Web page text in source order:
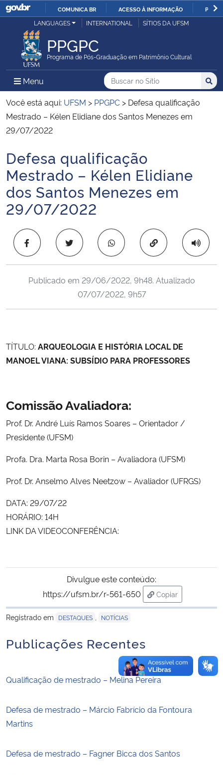
IR
COMUNICA BR ACESSO À INFORMAÇÃO
Ministério da Justiça e Segurança Pública
Ministério da Defesa
Ministério das Relações Exteriores
Ministério da Economia
Ministério da Infraestrutura
Ministério da Agricultura, Pecuária e Abastecimento
Ministério da Educação
Ministério da Cidadania
Ministério da Saúde
Ministério de Minas e Energia
Ministério da Ciência, Tecnologia, Inovações e Comunicações
Ministério do Turismo
Ministério da Mulher, da Família e dos Direitos Humanos
Gabinete de Segurança Institucional
Banco Central do Brasil
LANGUAGES INTERNATIONAL SÍTIOS DA UFSM
PPGPC
Programa de Pós-Graduação em Patrimônio Cultural
Menu Menu Principal do Sítio
Busca
Buscar no no Sítio
Busca:
Você está aqui: UFSM > PPGPC > Defesa qualificação
Mestrado – Kélen Elidiane dos Santos Menezes em
29/07/2022
Início do conteúdo
Defesa qualificação
Mestrado – Kélen Elidiane
dos Santos Menezes em
29/07/2022
Copiar para área
Publicado em 29/06/2022, 9h48. Atualizado
07/07/2022, 9h57
TÍTULO: ARQUEOLOGIA E HISTÓRIA LOCAL DE
MANOEL VIANA: SUBSÍDIO PARA PROFESSORES
Comissão Avaliadora:
Prof. Dr. André Luís Ramos Soares – Orientador /
Presidente (UFSM)
Profa. Dra. Marta Rosa Borin – Avaliadora (UFSM)
Prof. Dr. Anselmo Alves Neetzow – Avaliador (UFRGS)
DATA: 29/07/22
HORÁRIO: 14H
LINK DA VIDEOCONFERÊNCIA:
Divulgue este conteúdo:
https://ufsm.br/r-561-650
Copiar
para área de
Registrado em
DESTAQUES NOTÍCIAS
Publicações Recentes
Qualificação de mestrado – Melina Pereira
Defesa de mestrado – Márcio Fabrício da Fontoura
Martins
Defesa de mestrado – Fagner Bicca dos Santos